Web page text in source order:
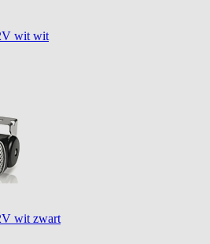
wit wit
wit zwart